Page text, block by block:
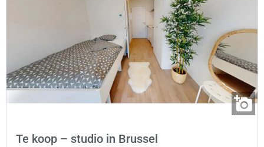
Te koop – studio in Brussel